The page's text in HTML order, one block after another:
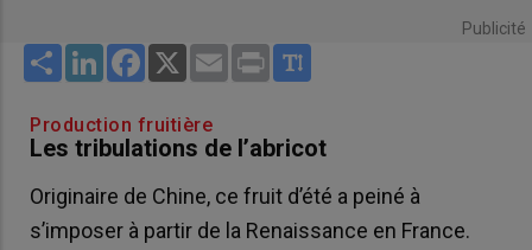
Publicité
Share LinkedInFacebook
X Email Print
Production fruitière
Les tribulations de l’abricot
Originaire de Chine, ce fruit d’été a peiné à
s’imposer à partir de la Renaissance en France.